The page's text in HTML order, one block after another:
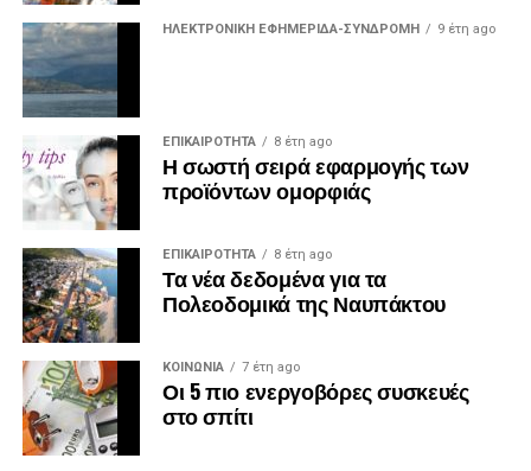
ΗΛΕΚΤΡΟΝΙΚΗ ΕΦΗΜΕΡΙΔΑ-ΣΥΝΔΡΟΜΗ 9 έτη ago
ΕΠΙΚΑΙΡΟΤΗΤΑ 8 έτη ago
Η σωστή σειρά εφαρμογής των
προϊόντων ομορφιάς
ΕΠΙΚΑΙΡΟΤΗΤΑ 8 έτη ago
Τα νέα δεδομένα για τα
Πολεοδομικά της Ναυπάκτου
ΚΟΙΝΩΝΙΑ 7 έτη ago
Οι 5 πιο ενεργοβόρες συσκευές
στο σπίτι